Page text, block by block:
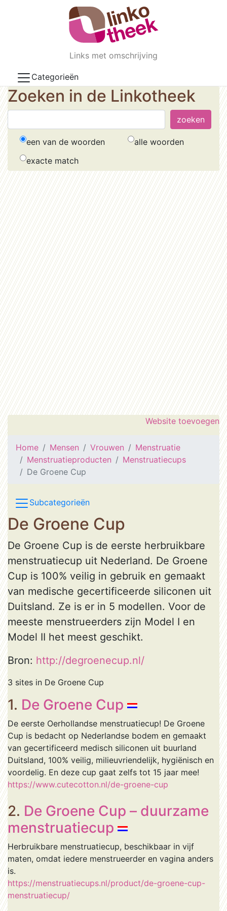
Skip to main content
Links met omschrijving
Categorieën
Zoeken in de Linkotheek
een van de woorden
alle woorden
exacte match
Website toevoegen
Home Mensen Vrouwen
Menstruatie
Menstruatieproducten
Menstruatiecups
De Groene Cup
Subcategorieën
De Groene Cup
De Groene Cup is de eerste herbruikbare
menstruatiecup uit Nederland. De Groene
Cup is 100% veilig in gebruik en gemaakt
van medische gecertificeerde siliconen uit
Duitsland. Ze is er in 5 modellen. Voor de
meeste menstrueerders zijn Model I en
Model II het meest geschikt.
Bron: http://degroenecup.nl/
3 sites in De Groene Cup
1. De Groene Cup
De eerste Oerhollandse menstruatiecup! De Groene
Cup is bedacht op Nederlandse bodem en gemaakt
van gecertificeerd medisch siliconen uit buurland
Duitsland, 100% veilig, milieuvriendelijk, hygiënisch en
voordelig. En deze cup gaat zelfs tot 15 jaar mee!
https://www.cutecotton.nl/de-groene-cup
2. De Groene Cup – duurzame
menstruatiecup
Herbruikbare menstruatiecup, beschikbaar in vijf
maten, omdat iedere menstrueerder en vagina anders
is.
https://menstruatiecups.nl/product/de-groene-cup-
menstruatiecup/